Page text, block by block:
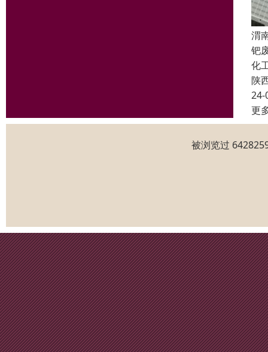
渭
钯
化
陕
24-
更
被浏览过